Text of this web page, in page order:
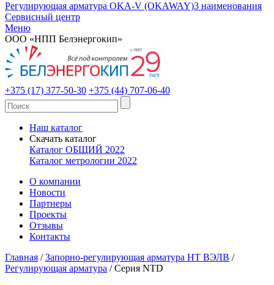
Регулирующая арматура OKA-V (OKAWAY)3 наименования
Сервисный центр
Меню
ООО «НПП Белэнергокип»
+375 (17) 377-50-30 +375 (44) 707-06-40
Наш каталог
Скачать каталог
Каталог ОБЩИЙ 2022
Каталог метрологии 2022
О компании
Новости
Партнеры
Проекты
Отзывы
Контакты
Главная / Запорно-регулирующая арматура НТ ВЭЛВ /
Регулирующая арматура / Серия NTD